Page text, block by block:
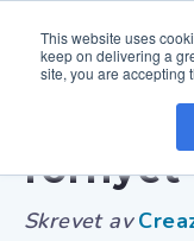
This website uses
keep on delivering a
site, you are accepting
fornyet
Skrevet av